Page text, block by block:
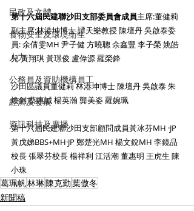
民政及文體
食物安全及環境衛生
人力
公務員及資助機構員工
經濟及發展
資訊科技及廣播
第十六屆民建聯沙田支部委員會成員主席:董健莉
副主席:林港坤博士 譚天樂教授 陳壇丹 吳啟泰委
員: 余倩雯MH 尹子健 方曉聰 余鑫豐 李子榮 姚皓
兒 黃翔琪 黃璟俊 盧偉源 羅榮鋒
沙田區議員董健莉 林港坤博士 陳壇丹 吳啟泰 朱
煥釗 蔡惠誠 楊英瀚 龔美姿 羅婉珮
第十六屆民建聯沙田支部顧問成員黃冰芬MH ·JP
黃戊娣BBS+MH·JP 鄭楚光MH 楊文銳MH 李鏡品
校長 張翠芬校長 楊祥利 江活潮 董惠明 王虎生 陳
小珠
葛珮帆林琳陳克勤葉傲冬
新聞稿